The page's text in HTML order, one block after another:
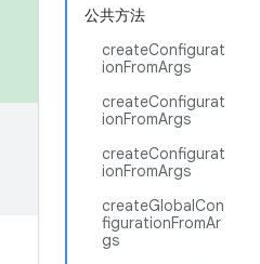
公共方法
createConfigurat
ionFromArgs
createConfigurat
ionFromArgs
createConfigurat
ionFromArgs
createGlobalCon
figurationFromAr
gs